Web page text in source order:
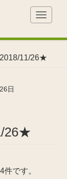
T
g
l
11/26★
日
26★
です。